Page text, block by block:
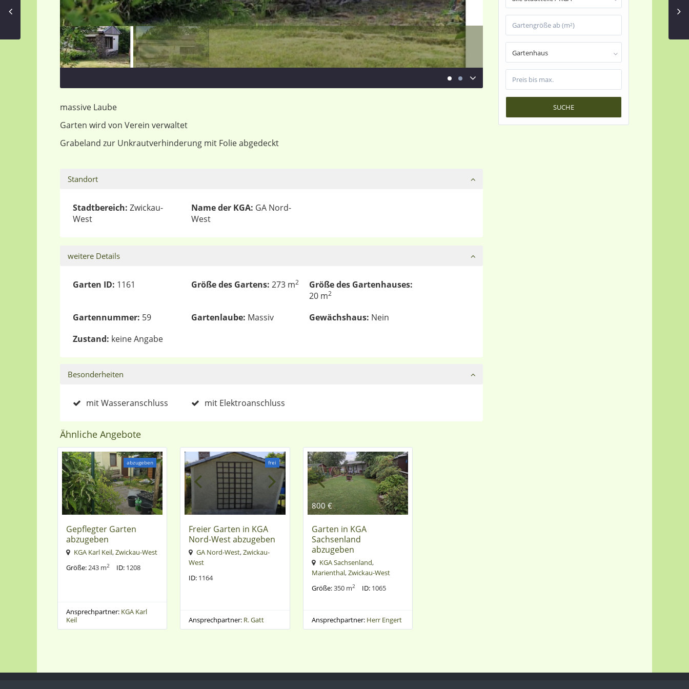
massive Laube
Garten wird von Verein verwaltet
Grabeland zur Unkrautverhinderung mit Folie abgedeckt
Standort
Stadtbereich: Zwickau-
West
Name der KGA: GA Nord-
West
weitere Details
Garten ID: 1161 Größe des Gartens: 273 m2
Größe des Gartenhauses:
20 m2
Gartennummer: 59 Gartenlaube: Massiv Gewächshaus: Nein
Zustand: keine Angabe
Besonderheiten
mit Wasseranschluss mit Elektroanschluss
Ähnliche Angebote
abzugeben
Gepflegter Garten
abzugeben
KGA Karl Keil,Zwickau-West
Größe:243 m2 ID: 1208
Ansprechpartner: KGA Karl
Keil
frei
Freier Garten in KGA
Nord-West abzugeben
GA Nord-West,Zwickau-
West
ID: 1164
Ansprechpartner: R. Gatt
800 €
Garten in KGA
Sachsenland
abzugeben
KGA Sachsenland,
Marienthal,Zwickau-West
Größe:350 m2 ID: 1065
Ansprechpartner: Herr Engert
Gartenhaus
SUCHE